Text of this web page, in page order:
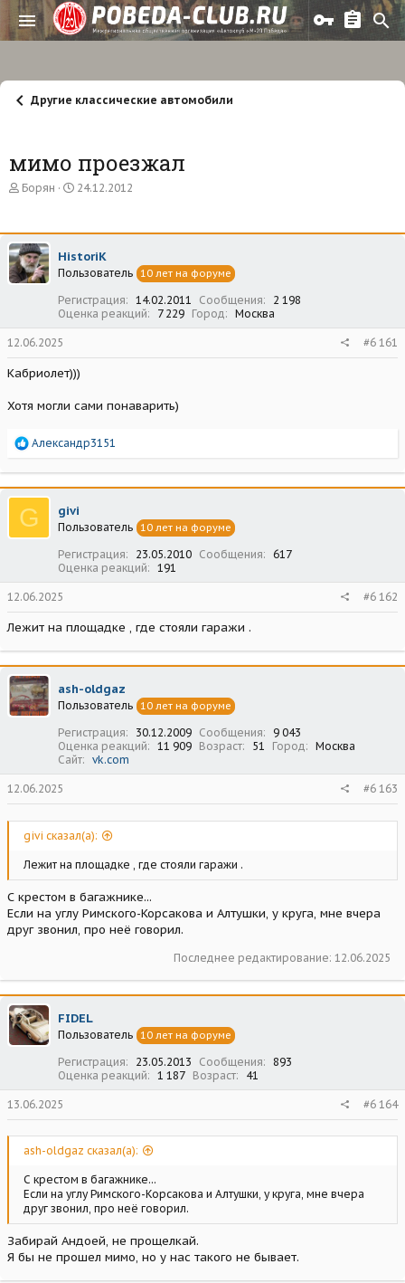
Другие классические автомобили
мимо проезжал
А
о
р
т
е
Борян
Д
а
а
ч
л
а
24.12.2012
HistoriK
Пользователь 10 лет на форуме
Регистрация 14.02.2011 Сообщения
2 198
Оценка реакций
7 229 Город Москва
12.06.2025 #6 161
Кабриолет)))
Хотя могли сами понаварить)
Р
а
к
ц
и
и
Александр3151
G givi
Пользователь 10 лет на форуме
Регистрация 23.05.2010 Сообщения
617
Оценка реакций
191
12.06.2025 #6 162
Лежит на площадке , где стояли гаражи .
ash-oldgaz
Пользователь 10 лет на форуме
Регистрация 30.12.2009 Сообщения
9 043
Оценка реакций
11 909 Возраст 51 Город
Москва
Сайт
vk.com
12.06.2025 #6 163
givi сказал(а):
Лежит на площадке , где стояли гаражи .
С крестом в багажнике...
Если на углу Римского-Корсакова и Алтушки, у круга, мне вчера
друг звонил, про неё говорил.
Последнее редактирование: 12.06.2025
FIDEL
Пользователь 10 лет на форуме
Регистрация 23.05.2013 Сообщения
893
Оценка реакций
1 187 Возраст 41
13.06.2025 #6 164
ash-oldgaz сказал(а):
С крестом в багажнике...
Если на углу Римского-Корсакова и Алтушки, у круга, мне вчера
друг звонил, про неё говорил.
Забирай Андоей, не прощелкай.
Я бы не прошел мимо, но у нас такого не бывает.